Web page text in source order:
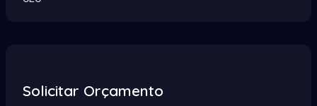
Solicitar Orçamento